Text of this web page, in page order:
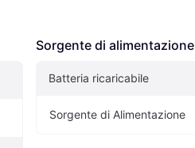
Sorgente di alimentazione
Batteria ricaricabile
Sorgente di Alimentazione